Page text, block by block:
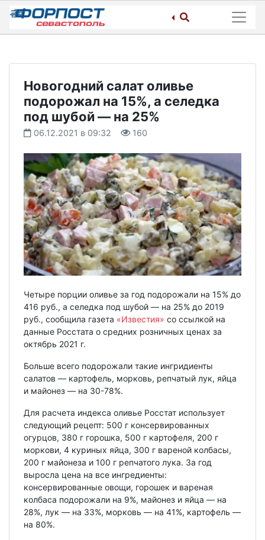
Skip
content
Новогодний салат оливье
подорожал на 15%, а селедка
под шубой — на 25%
06.12.2021 в 09:32 160
Четыре порции оливье за год подорожали на 15% до
416 руб., а селедка под шубой — на 25% до 2019
руб., сообщила газета «Известия» со ссылкой на
данные Росстата о средних розничных ценах за
октябрь 2021 г.
Больше всего подорожали такие ингридиенты
салатов — картофель, морковь, репчатый лук, яйца
и майонез — на 30-78%.
Для расчета индекса оливье Росстат использует
следующий рецепт: 500 г консервированных
огурцов, 380 г горошка, 500 г картофеля, 200 г
моркови, 4 куриных яйца, 300 г вареной колбасы,
200 г майонеза и 100 г репчатого лука. За год
выросла цена на все ингредиенты:
консервированные овощи, горошек и вареная
колбаса подорожали на 9%, майонез и яйца — на
28%, лук — на 33%, морковь — на 41%, картофель —
на 80%.